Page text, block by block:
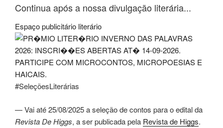
Continua após a nossa divulgação literária...
Espaço publicitário literário
#SeleçõesLiterárias
— Vai até 25/08/2025 a seleção de contos para o edital da
Revista De Higgs, a ser publicada pela Revista de Higgs.